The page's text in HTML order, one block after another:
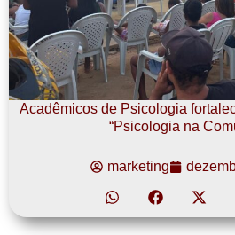
Acadêmicos de Psicologia
“Psicologia na
marketing